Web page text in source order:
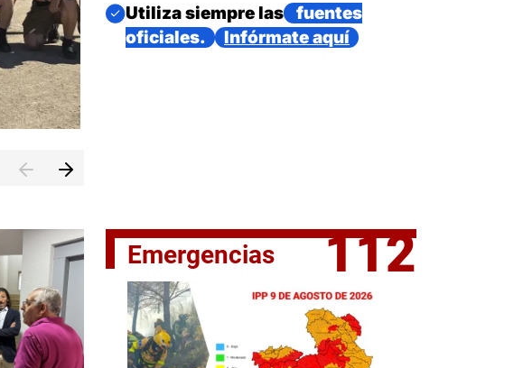
II Vuelta Ciclista CLM LEADER
Imagen
Utiliza siempre las
fuentes
oficiales.
Infórmate aquí
Emergencias 112